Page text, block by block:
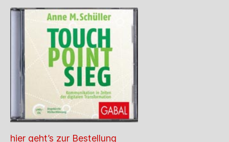
hier geht’s zur Bestellung